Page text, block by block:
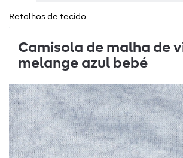
Retalhos de tecido
Camisola de malha de
melange azul bebé